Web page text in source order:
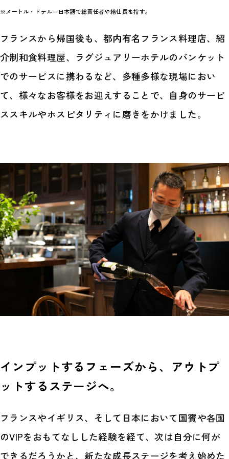
※メートル・ドテル＝日本語で総責任者や給仕長を指す。
フランスから帰国後も、都内有名フランス料理店、紹
介制和食料理屋、ラグジュアリーホテルのバンケット
でのサービスに携わるなど、多種多様な現場におい
て、様々なお客様をお迎えすることで、自身のサービ
ススキルやホスピタリティに磨きをかけました。
インプットするフェーズから、アウトプ
ットするステージへ。
フランスやイギリス、そして日本において国賓や各国
のVIPをおもてなしした経験を経て、次は自分に何が
できるだろうかと、新たな成長ステージを考え始めた